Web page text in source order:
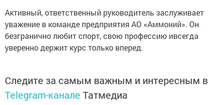
Активный, ответственный руководитель заслуживает
уважение в команде предприятия АО «Аммоний». Он
безгранично любит спорт, свою профессию ивсегда
уверенно держит курс только вперед.
Следите за самым важным и интересным в
Telegram-канале Татмедиа